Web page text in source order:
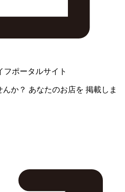
フポータルサイト
か？ あなたのお店を 掲載しま